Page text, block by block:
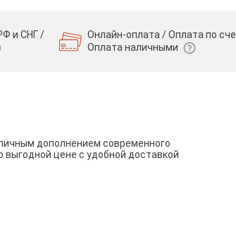
и СНГ /
Онлайн-оплата / Оплата по
Оплата наличными
дополнением современного
выгодной цене с удобной доставкой